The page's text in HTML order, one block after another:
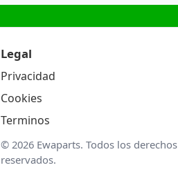
Legal
Privacidad
Cookies
Terminos
© 2026 Ewaparts. Todos los derechos
reservados.